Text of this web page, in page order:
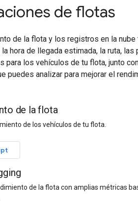
de flotas
de la flota y los registros en la
hora de llegada estimada, la ruta,
para los vehículos de tu flota, junto
puedes analizar para mejorar el
de la flota
de los vehículos de tu flota.
de la flota con amplias métricas